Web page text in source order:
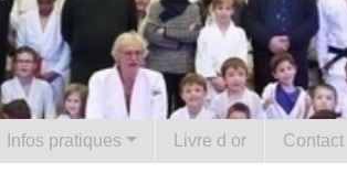
Infos pratiques Livre d or Contact